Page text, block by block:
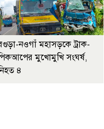
নওগাঁ মহাসড়কে ট্রাক-
মুখোমুখি সংঘর্ষ,
৪